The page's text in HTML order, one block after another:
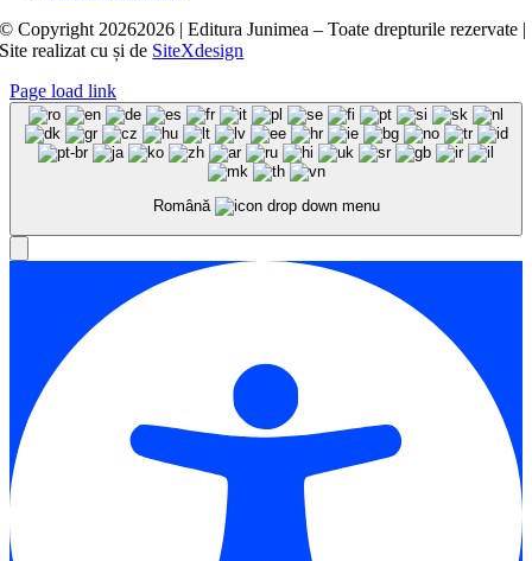
© Copyright 20262026 | Editura Junimea – Toate drepturile rezervate |
Site realizat cușide SiteXdesign
Page load link
Română